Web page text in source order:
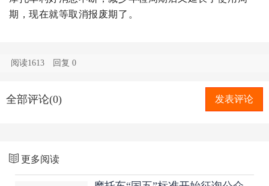
期，现在就等取消报废期了。
阅读1613 回复0
全部评论(0) 发表评论
更多阅读